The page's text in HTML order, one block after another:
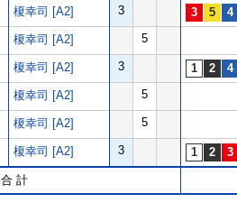
榎幸司 [A2] 3
榎幸司 [A2] 5
榎幸司 [A2] 3
榎幸司 [A2] 5
榎幸司 [A2] 5
榎幸司 [A2] 3
合 計